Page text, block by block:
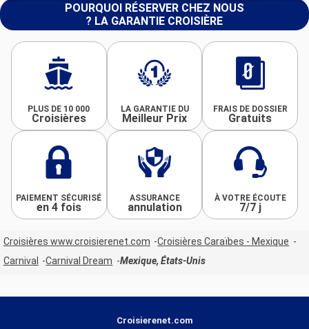
POURQUOI RÉSERVER CHEZ NOUS
? LA GARANTIE CROISIÈRE
PLUS DE 10 000
Croisières
LA GARANTIE DU
Meilleur Prix
FRAIS DE DOSSIER
Gratuits
PAIEMENT SÉCURISÉ
en 4 fois
ASSURANCE
annulation
À VOTRE ÉCOUTE
7/7 j
Croisières www.croisierenet.com
Croisières Caraïbes - Mexique
Carnival
Carnival Dream Mexique, États-Unis
Croisierenet.com